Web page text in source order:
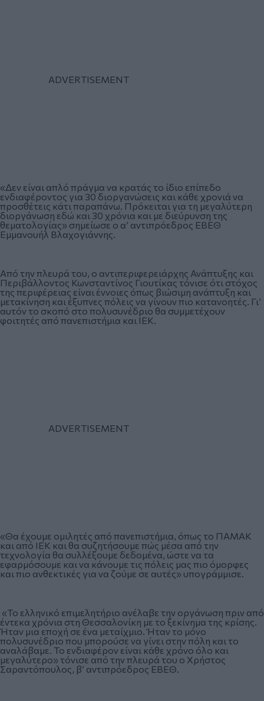
«Δεν είναι απλό πράγμα να κρατάς το ίδιο επίπεδο
ενδιαφέροντος για 30 διοργανώσεις και κάθε χρονιά να
προσθέτεις κάτι παραπάνω. Πρόκειται για τη μεγαλύτερη
διοργάνωση εδώ και 30 χρόνια και με διεύρυνση της
θεματολογίας» σημείωσε ο α’ αντιπρόεδρος ΕΒΕΘ
Εμμανουήλ Βλαχογιάννης.
Από την πλευρά του, ο αντιπεριφερειάρχης Ανάπτυξης και
Περιβάλλοντος Κωνσταντίνος Γιουτίκας τόνισε ότι στόχος
της περιφέρειας είναι έννοιες όπως βιώσιμη ανάπτυξη και
μετακίνηση και έξυπνες πόλεις να γίνουν πιο κατανοητές. Γι’
αυτόν το σκοπό στο πολυσυνέδριο θα συμμετέχουν
φοιτητές από πανεπιστήμια και ΙΕΚ.
«Θα έχουμε ομιλητές από πανεπιστήμια, όπως το ΠΑΜΑΚ
και από ΙΕΚ και θα συζητήσουμε πώς μέσα από την
τεχνολογία θα συλλέξουμε δεδομένα, ώστε να τα
εφαρμόσουμε και να κάνουμε τις πόλεις μας πιο όμορφες
και πιο ανθεκτικές για να ζούμε σε αυτές» υπογράμμισε.
«Το ελληνικό επιμελητήριο ανέλαβε την οργάνωση πριν από
έντεκα χρόνια στη Θεσσαλονίκη με το ξεκίνημα της κρίσης.
Ήταν μια εποχή σε ένα μεταίχμιο. Ήταν το μόνο
πολυσυνέδριο που μπορούσε να γίνει στην πόλη και το
αναλάβαμε. Το ενδιαφέρον είναι κάθε χρόνο όλο και
μεγαλύτερο» τόνισε από την πλευρά του ο Χρήστος
Σαραντόπουλος, β’ αντιπρόεδρος ΕΒΕΘ.